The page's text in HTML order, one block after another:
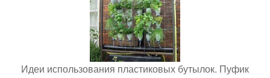
Идеи использования пластиковых бутылок. Пуфик